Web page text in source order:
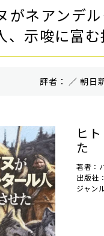
がネアン
、示唆に富
評者： ／ 朝⽇
ヒ
た
著者：
出版社
ジャン